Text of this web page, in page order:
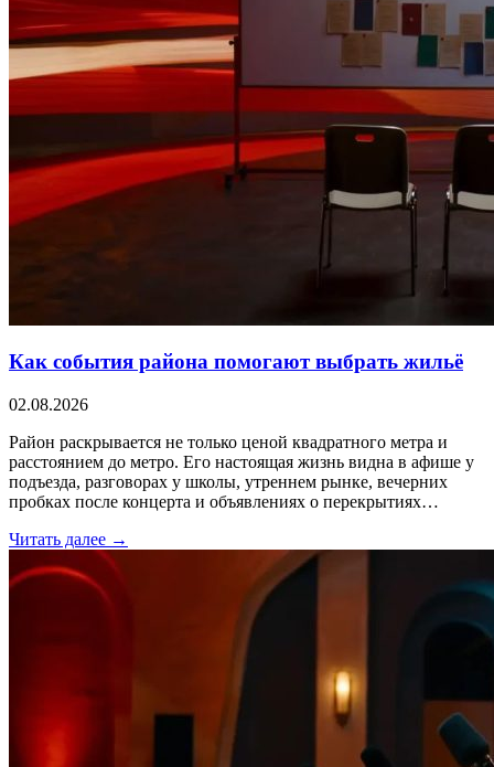
Как события района помогают выбрать жильё
02.08.2026
Район раскрывается не только ценой квадратного метра и
расстоянием до метро. Его настоящая жизнь видна в афише у
подъезда, разговорах у школы, утреннем рынке, вечерних
пробках после концерта и объявлениях о перекрытиях…
Читать далее →